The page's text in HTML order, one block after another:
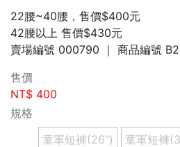
22腰~40腰，售價$400元
42腰以上 售價$430元
賣場編號 000790 ｜ 商品編號
售價
NT$ 400
規格
童軍短褲(26")
童軍短褲